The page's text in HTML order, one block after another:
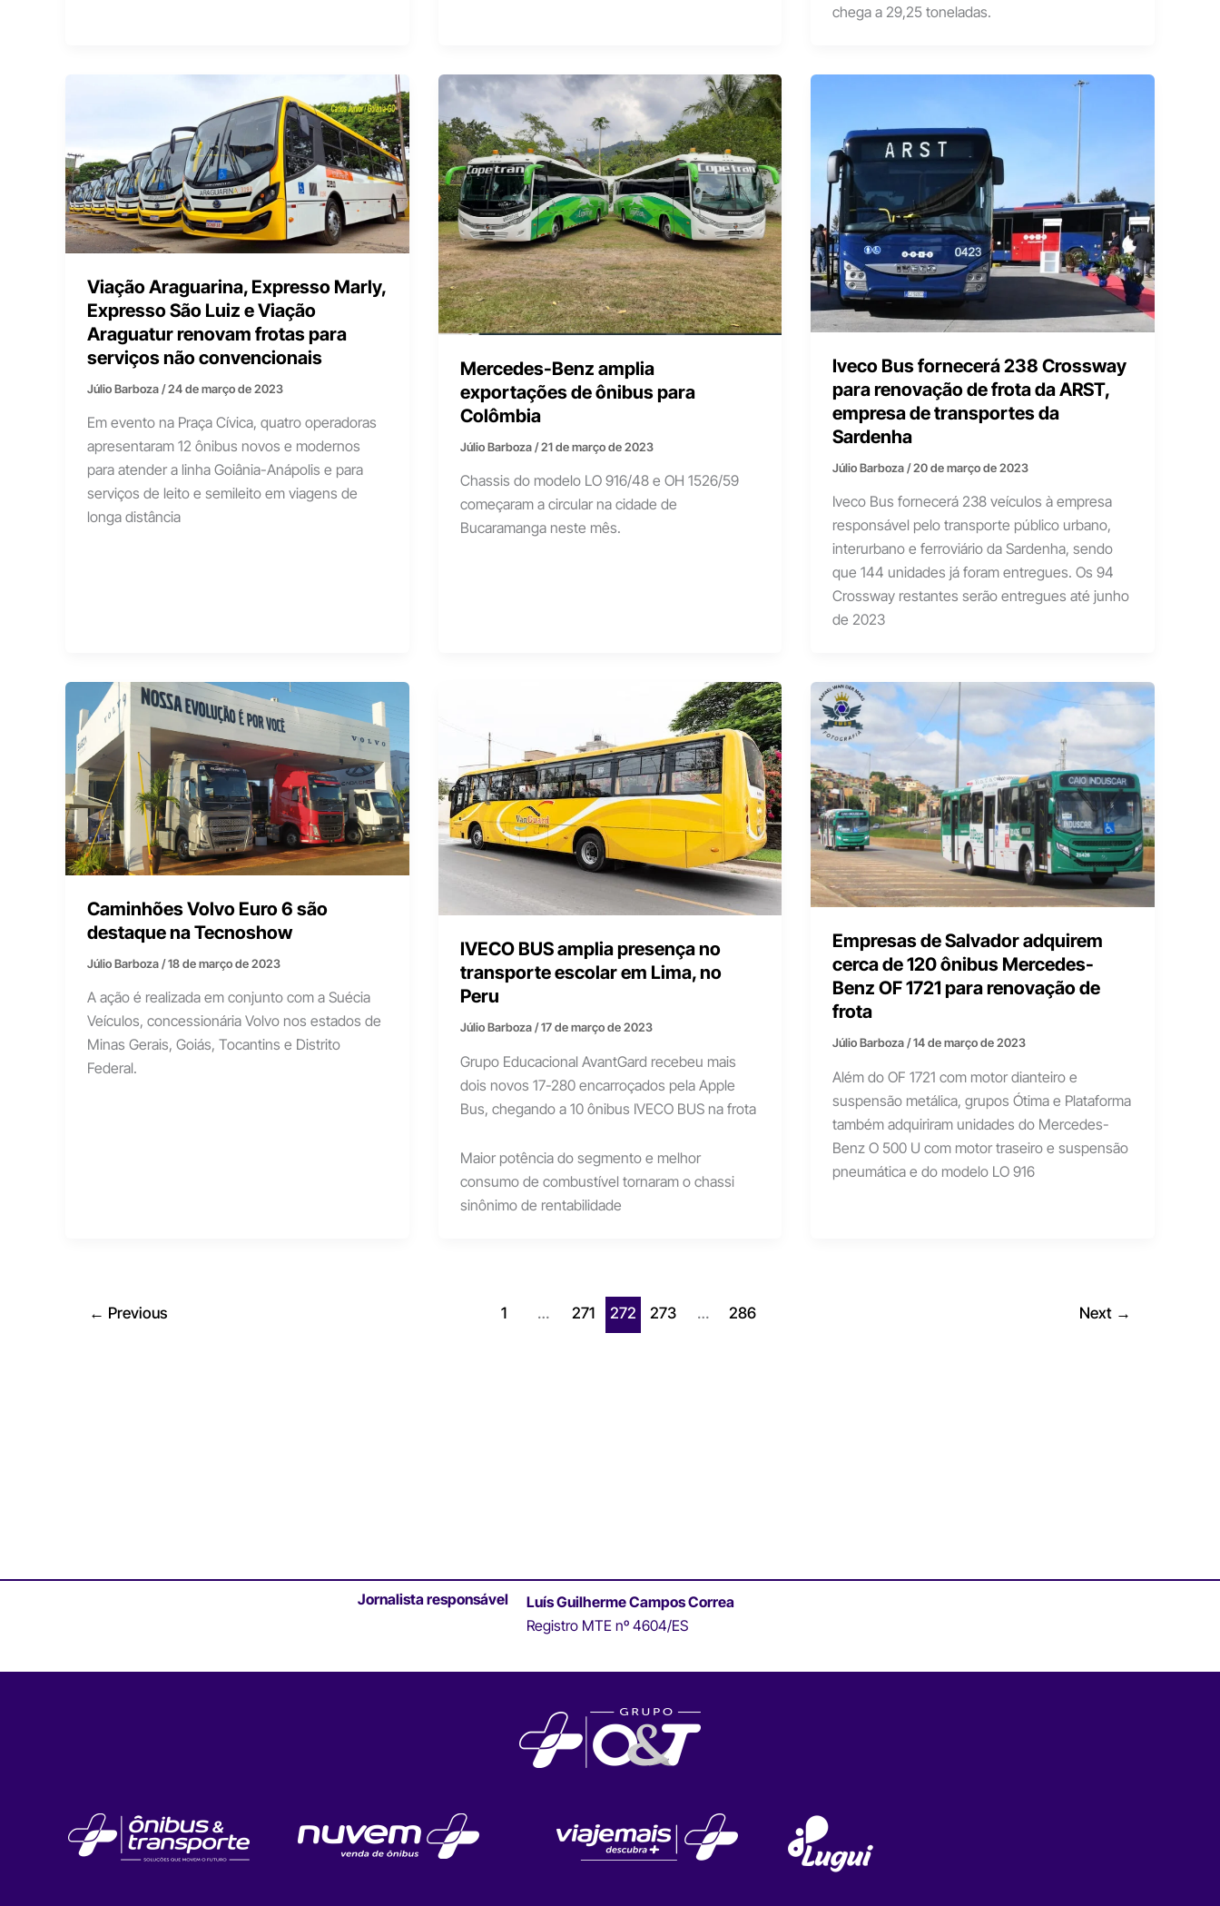
chega a 29,25 toneladas.
Viação Araguarina, Expresso Marly,
Expresso São Luiz e Viação
Araguatur renovam frotas para
serviços não convencionais
Júlio Barboza/24 de março de 2023
Em evento na Praça Cívica, quatro operadoras
apresentaram 12 ônibus novos e modernos
para atender a linha Goiânia-Anápolis e para
serviços de leito e semileito em viagens de
longa distância
Mercedes-Benz amplia
exportações de ônibus para
Colômbia
Júlio Barboza/21 de março de 2023
Chassis do modelo LO 916/48 e OH 1526/59
começaram a circular na cidade de
Bucaramanga neste mês.
Iveco Bus fornecerá 238 Crossway
para renovação de frota da ARST,
empresa de transportes da
Sardenha
Júlio Barboza/20 de março de 2023
Iveco Bus fornecerá 238 veículos à empresa
responsável pelo transporte público urbano,
interurbano e ferroviário da Sardenha, sendo
que 144 unidades já foram entregues. Os 94
Crossway restantes serão entregues até junho
de 2023
Caminhões Volvo Euro 6 são
destaque na Tecnoshow
Júlio Barboza/18 de março de 2023
A ação é realizada em conjunto com a Suécia
Veículos, concessionária Volvo nos estados de
Minas Gerais, Goiás, Tocantins e Distrito
Federal.
IVECO BUS amplia presença no
transporte escolar em Lima, no
Peru
Júlio Barboza/17 de março de 2023
Grupo Educacional AvantGard recebeu mais
dois novos 17-280 encarroçados pela Apple
Bus, chegando a 10 ônibus IVECO BUS na frota
Maior potência do segmento e melhor
consumo de combustível tornaram o chassi
sinônimo de rentabilidade
Empresas de Salvador adquirem
cerca de 120 ônibus Mercedes-
Benz OF 1721 para renovação de
frota
Júlio Barboza/14 de março de 2023
Além do OF 1721 com motor dianteiro e
suspensão metálica, grupos Ótima e Plataforma
também adquiriram unidades do Mercedes-
Benz O 500 U com motor traseiro e suspensão
pneumática e do modelo LO 916
← Previous 1 … 271 272 273 … 286 Next →
Jornalista responsável
Luís Guilherme Campos Correa
Registro MTE nº 4604/ES